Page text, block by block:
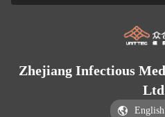
Zhejiang Infectious